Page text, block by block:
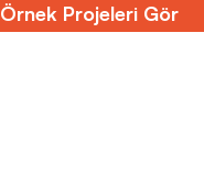
Örnek Projeleri Gör